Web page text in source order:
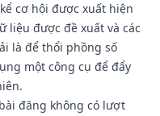
cơ hội được xuất hiện
liệu được đề xuất và các
là để thổi phồng số
một công cụ để đẩy
đăng không có lượt